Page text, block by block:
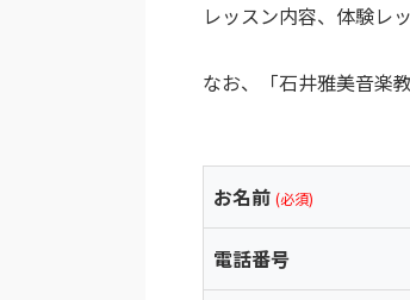
レッスン内容、体験レ
なお、「石井雅美音楽
お名前 (必須)
電話番号